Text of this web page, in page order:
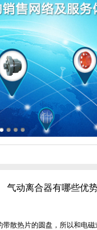
气动离合器有哪些优
热片的圆盘，所以和电磁